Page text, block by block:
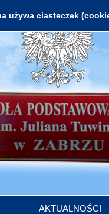
AKTUALNOŚCI
używa ciasteczek